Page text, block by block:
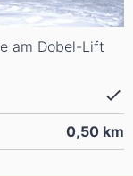
am Dobel-Lift
0,50 km